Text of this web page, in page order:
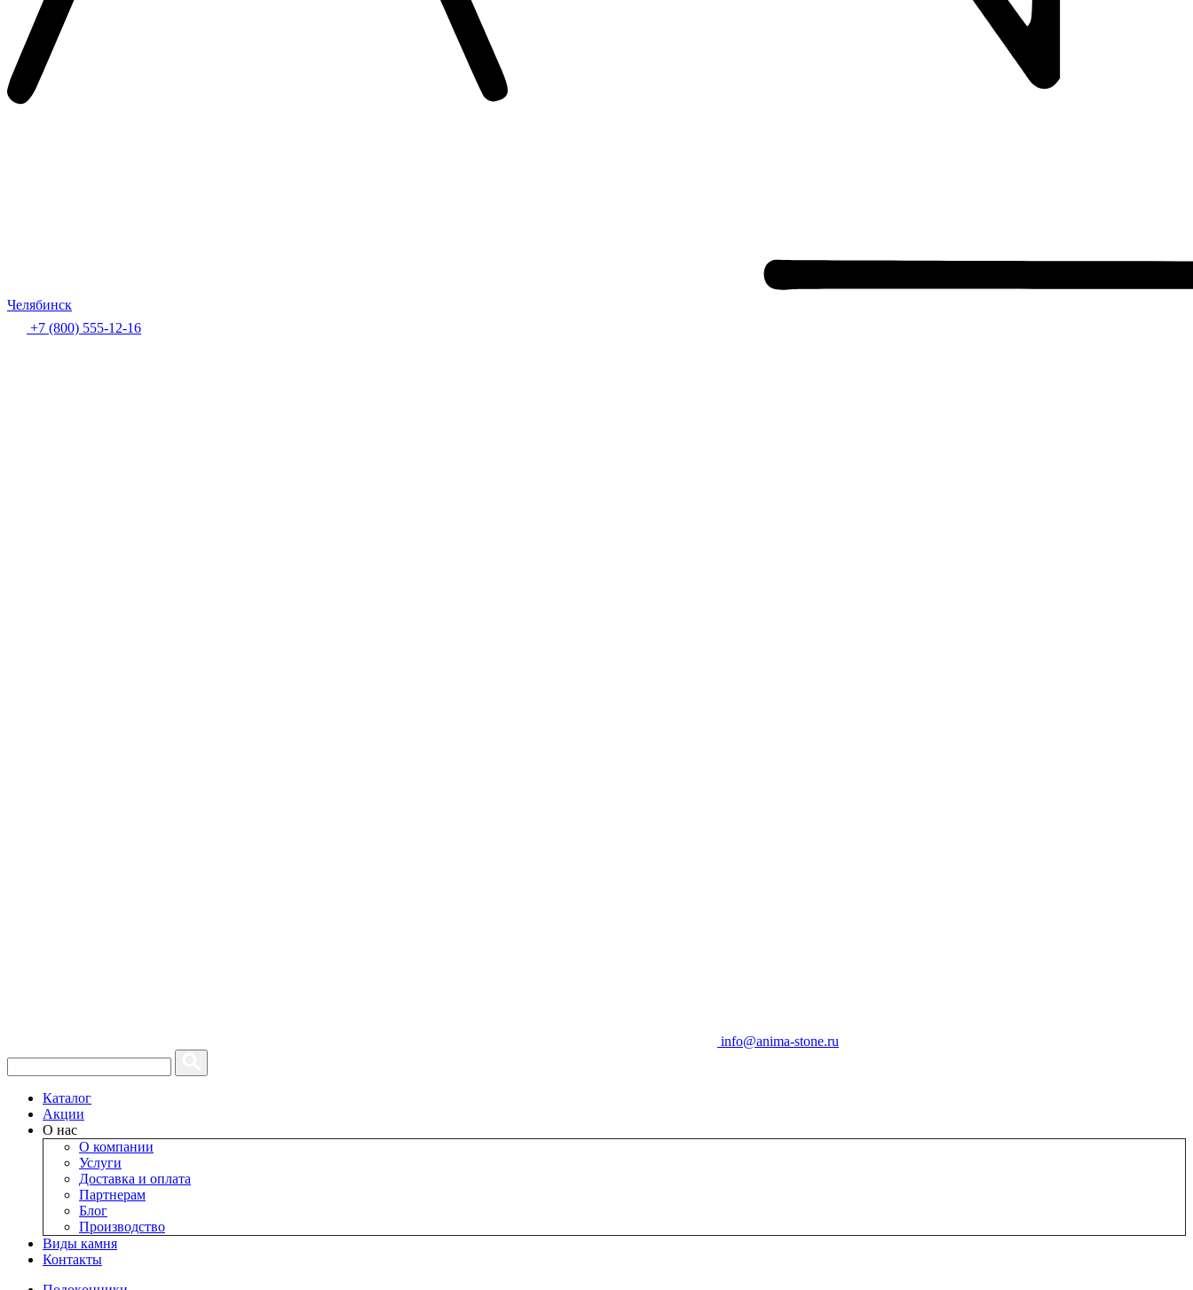
Челябинск
+7 (800) 555-12-16
info@anima-stone.ru
Каталог
Акции
О нас
О компании
Услуги
Доставка и оплата
Партнерам
Блог
Производство
Виды камня
Контакты